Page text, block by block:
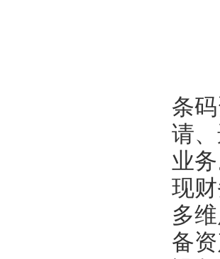
条
请
业
现
多
备